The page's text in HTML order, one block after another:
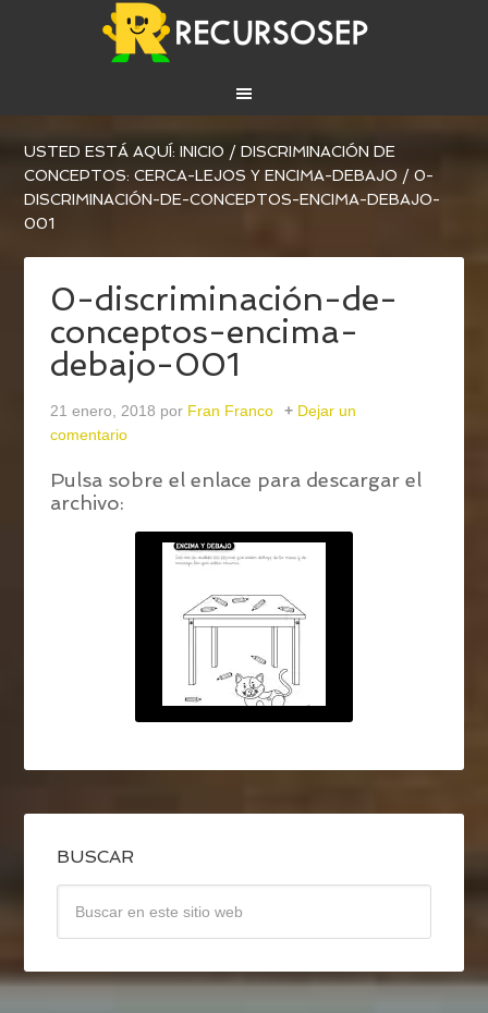
USTED ESTÁ AQUÍ:INICIO / DISCRIMINACIÓN DE
CONCEPTOS: CERCA-LEJOS Y ENCIMA-DEBAJO / 0-
DISCRIMINACIÓN-DE-CONCEPTOS-ENCIMA-DEBAJO-
001
0-discriminación-de-
conceptos-encima-
debajo-001
21 enero, 2018 por Fran Franco
Dejar un
comentario
Pulsa sobre el enlace para descargar el
archivo:
BUSCAR